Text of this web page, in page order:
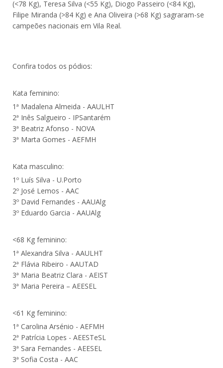
(<78 Kg), Teresa Silva (<55 Kg), Diogo Passeiro (<84 Kg),
Filipe Miranda (>84 Kg) e Ana Oliveira (>68 Kg) sagraram-se
campeões nacionais em Vila Real.
Confira todos os pódios:
Kata feminino:
1ª Madalena Almeida - AAULHT
2ª Inês Salgueiro - IPSantarém
3ª Beatriz Afonso - NOVA
3ª Marta Gomes - AEFMH
Kata masculino:
1º Luís Silva - U.Porto
2º José Lemos - AAC
3º David Fernandes - AAUAlg
3º Eduardo Garcia - AAUAlg
<68 Kg feminino:
1ª Alexandra Silva - AAULHT
2ª Flávia Ribeiro - AAUTAD
3ª Maria Beatriz Clara - AEIST
3ª Maria Pereira – AEESEL
<61 Kg feminino:
1ª Carolina Arsénio - AEFMH
2ª Patrícia Lopes - AEESTeSL
3ª Sara Fernandes - AEESEL
3ª Sofia Costa - AAC